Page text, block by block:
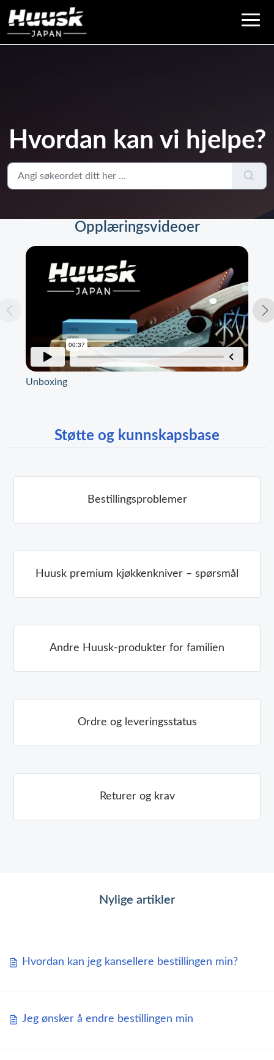
Hvordan kan vi hjelpe?
Opplæringsvideoer
Unboxing
Støtte og kunnskapsbase
Bestillingsproblemer
Huusk premium kjøkkenkniver – spørsmål
Andre Huusk-produkter for familien
Ordre og leveringsstatus
Returer og krav
Nylige artikler
Hvordan kan jeg kansellere bestillingen min?
Jeg ønsker å endre bestillingen min